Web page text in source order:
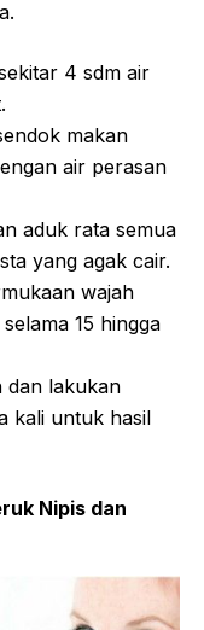
4 sdm air
makan
air perasan
aduk rata semua
yang agak cair.
wajah
15 hingga
dan lakukan
kali untuk hasil
Nipis dan